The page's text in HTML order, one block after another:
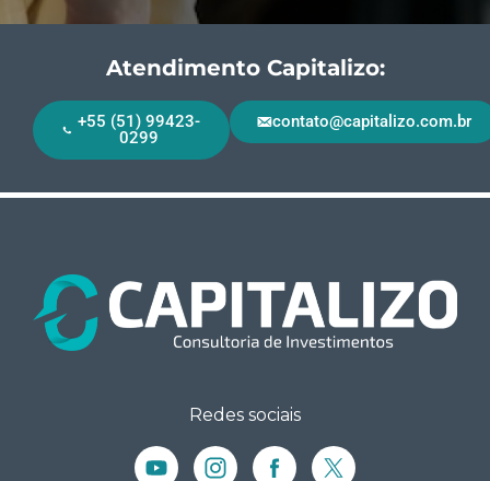
Atendimento Capitalizo:
+55 (51) 99423-
0299
contato@capitalizo.com.br
Redes sociais